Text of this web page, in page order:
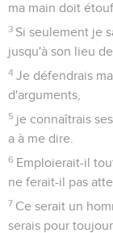
ma main doit
3 Si seulement je
jusqu'à son lieu
4 Je défendrais
d'arguments,
5 je connaîtrais
a à me dire.
6 Emploierait-il
ne ferait-il pas
7 Ce serait un
serais pour